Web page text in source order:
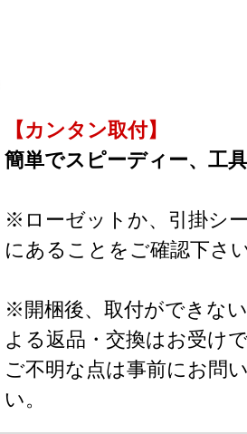
【カンタン取付】
簡単でスピーディー、工
※ローゼットか、引掛シ
にあることをご確認下さ
※開梱後、取付ができな
よる返品・交換はお受け
ご不明な点は事前にお問
い。